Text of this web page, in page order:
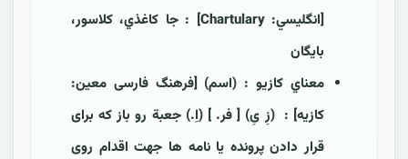
[انگليسي: Chartulary] : جا کاغذي، کلاسور،
بايگان
معناي کازيو : (اسم) [فرهنگ فارسی معین:
کازيه] : (زِ یِ) [ فر. ] (اِ.) جعبة رو باز که برای
قرار دادن پرونده یا نامه ها جهت اقدام روی